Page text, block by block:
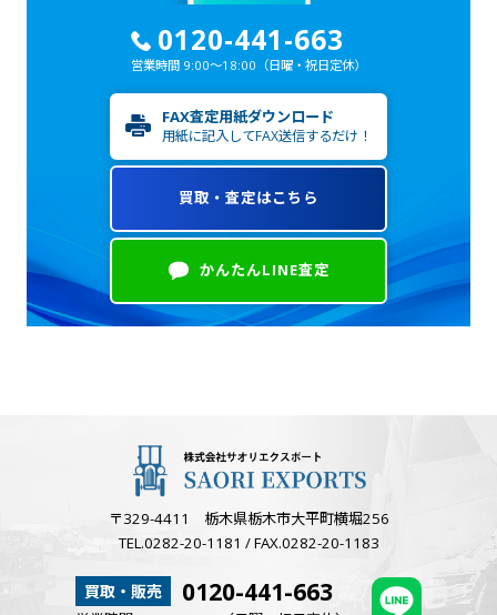
0120-441-663
営業時間 9:00～18:00 （日曜・祝日定休）
FAX査定用紙ダウンロード
用紙に記入してFAX送信するだけ！
買取・査定はこちら
かんたんLINE査定
〒329-4411 栃木県栃木市大平町横堀256
TEL.0282-20-1181 / FAX.0282-20-1183
買取・販売 0120-441-663